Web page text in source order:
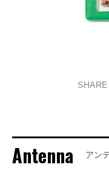
SHARE
Antenna アン